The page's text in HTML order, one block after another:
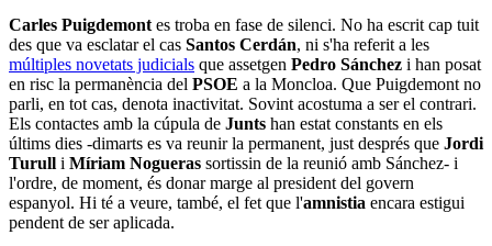
Carles Puigdemont es troba en fase de silenci. No ha escrit cap tuit
des que va esclatar el cas Santos Cerdán, ni s'ha referit a les
múltiples novetats judicials que assetgen Pedro Sánchez i han posat
en risc la permanència del PSOE a la Moncloa. Que Puigdemont no
parli, en tot cas, denota inactivitat. Sovint acostuma a ser el contrari.
Els contactes amb la cúpula de Junts han estat constants en els
últims dies -dimarts es va reunir la permanent, just després que Jordi
Turull i Míriam Nogueras sortissin de la reunió amb Sánchez- i
l'ordre, de moment, és donar marge al president del govern
espanyol. Hi té a veure, també, el fet que l'amnistia encara estigui
pendent de ser aplicada.